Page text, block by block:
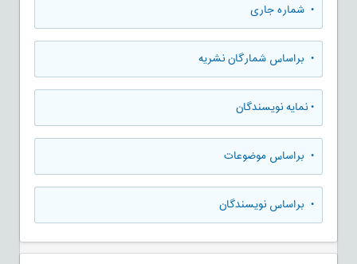
• شماره جاری
• براساس شمارگان نشریه
•نمایه نویسندگان
• براساس موضوعات
• براساس نویسندگان